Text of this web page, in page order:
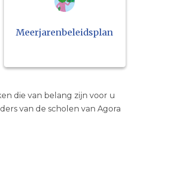
Meerjarenbeleidsplan
die van belang zijn voor u
van de scholen van Agora